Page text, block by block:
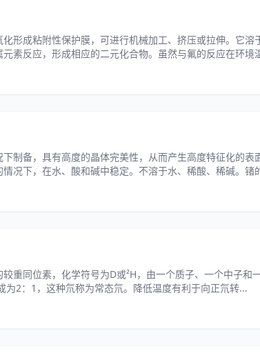
形成粘附性保护膜，可进行机械加工、挤压或拉伸。它溶
素反应，形成相应的二元化合物。虽然与氟的反应在环境
制备，具有高度的晶体完美性，从而产生高度特征化的表
况下，在水、酸和碱中稳定。不溶于水、稀酸、稀碱。锗
重同位素，化学符号为D或²H，由一个质子、一个中子和
2：1，这种氘称为常态氘。降低温度有利于向正氘转...